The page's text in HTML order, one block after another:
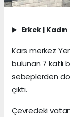
Erkek Kadın
Kars merkez
bulunan 7 katlı
sebeplerden
çıktı.
Çevredeki